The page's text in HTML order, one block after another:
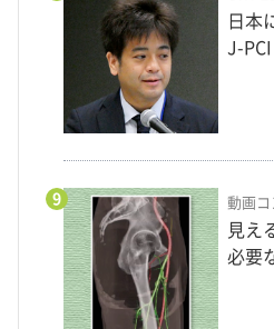
日本
J-
9 動画コ
見え
必要